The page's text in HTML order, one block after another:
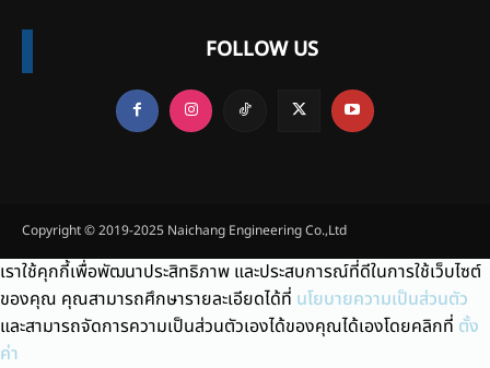
FOLLOW US
Copyright © 2019-2025 Naichang Engineering Co.,Ltd
เราใช้คุกกี้เพื่อพัฒนาประสิทธิภาพ และประสบการณ์ที่ดีในการใช้เว็บไซต์
ของคุณ คุณสามารถศึกษารายละเอียดได้ที่ นโยบายความเป็นส่วนตัว
และสามารถจัดการความเป็นส่วนตัวเองได้ของคุณได้เองโดยคลิกที่ ตั้ง
ค่า